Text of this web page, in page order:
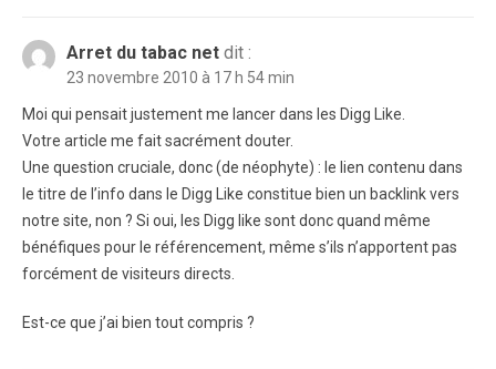
Arret du tabac net dit :
23 novembre 2010 à 17 h 54 min
Moi qui pensait justement me lancer dans les Digg Like.
Votre article me fait sacrément douter.
Une question cruciale, donc (de néophyte) : le lien contenu dans
le titre de l’info dans le Digg Like constitue bien un backlink vers
notre site, non ? Si oui, les Digg like sont donc quand même
bénéfiques pour le référencement, même s’ils n’apportent pas
forcément de visiteurs directs.
Est-ce que j’ai bien tout compris ?